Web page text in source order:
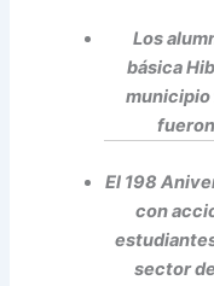
Los
básica
municipio
El 198
con
sector